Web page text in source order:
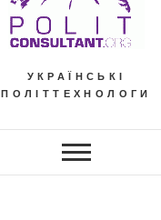
УКРАЇНСЬКІ
ПОЛІТТЕХНОЛОГИ